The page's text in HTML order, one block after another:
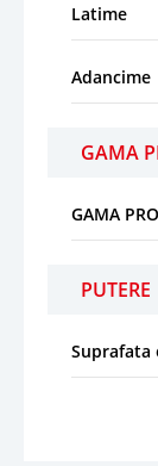
Latime
Adancime
GAMA
GAMA
PUTERE